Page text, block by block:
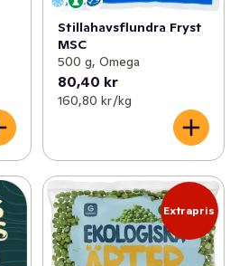
Stillahavsflundra Fryst
MSC
500 g, Omega
80,40 kr
160,80 kr /kg
Extrapris